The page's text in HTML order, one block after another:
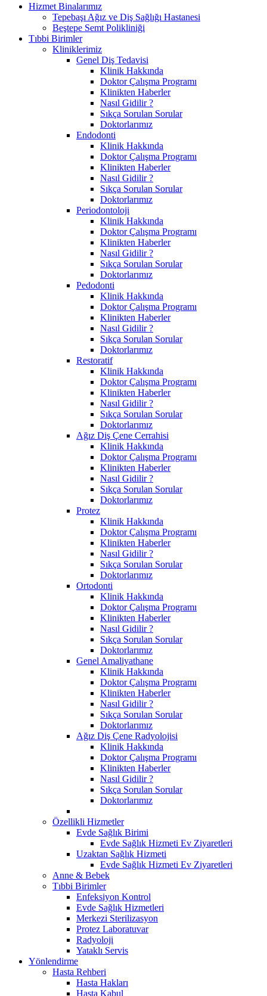
Hizmet Binalarımız
Tepebaşı Ağız ve Diş Sağlığı Hastanesi
Beştepe Semt Polikliniği
Tıbbi Birimler
Kliniklerimiz
Genel Diş Tedavisi
Klinik Hakkında
Doktor Çalışma Programı
Klinikten Haberler
Nasıl Gidilir ?
Sıkça Sorulan Sorular
Doktorlarımız
Endodonti
Klinik Hakkında
Doktor Çalışma Programı
Klinikten Haberler
Nasıl Gidilir ?
Sıkça Sorulan Sorular
Doktorlarımız
Periodontoloji
Klinik Hakkında
Doktor Çalışma Programı
Klinikten Haberler
Nasıl Gidilir ?
Sıkça Sorulan Sorular
Doktorlarımız
Pedodonti
Klinik Hakkında
Doktor Çalışma Programı
Klinikten Haberler
Nasıl Gidilir ?
Sıkça Sorulan Sorular
Doktorlarımız
Restoratif
Klinik Hakkında
Doktor Çalışma Programı
Klinikten Haberler
Nasıl Gidilir ?
Sıkça Sorulan Sorular
Doktorlarımız
Ağız Diş Çene Cerrahisi
Klinik Hakkında
Doktor Çalışma Programı
Klinikten Haberler
Nasıl Gidilir ?
Sıkça Sorulan Sorular
Doktorlarımız
Protez
Klinik Hakkında
Doktor Çalışma Programı
Klinikten Haberler
Nasıl Gidilir ?
Sıkça Sorulan Sorular
Doktorlarımız
Ortodonti
Klinik Hakkında
Doktor Çalışma Programı
Klinikten Haberler
Nasıl Gidilir ?
Sıkça Sorulan Sorular
Doktorlarımız
Genel Amaliyathane
Klinik Hakkında
Doktor Çalışma Programı
Klinikten Haberler
Nasıl Gidilir ?
Sıkça Sorulan Sorular
Doktorlarımız
Ağız Diş Çene Radyolojisi
Klinik Hakkında
Doktor Çalışma Programı
Klinikten Haberler
Nasıl Gidilir ?
Sıkça Sorulan Sorular
Doktorlarımız
Özellikli Hizmetler
Evde Sağlık Birimi
Evde Sağlık Hizmeti Ev Ziyaretleri
Uzaktan Sağlık Hizmeti
Evde Sağlık Hizmeti Ev Ziyaretleri
Anne & Bebek
Tıbbi Birimler
Enfeksiyon Kontrol
Evde Sağlık Hizmetleri
Merkezi Sterilizasyon
Protez Laboratuvar
Radyoloji
Yataklı Servis
Yönlendirme
Hasta Rehberi
Hasta Hakları
Hasta Kabul